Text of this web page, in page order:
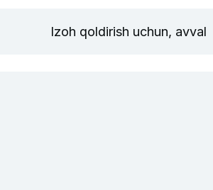
Izoh qoldirish uchun, avval